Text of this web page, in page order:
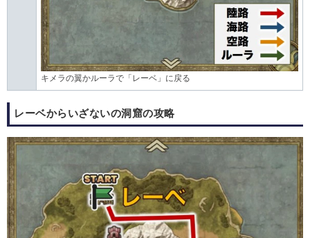
キメラの翼かルーラで「レーベ」に戻る
レーベからいざないの洞窟の攻略